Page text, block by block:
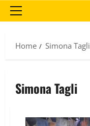
Home Simona Tagli
Simona Tagli